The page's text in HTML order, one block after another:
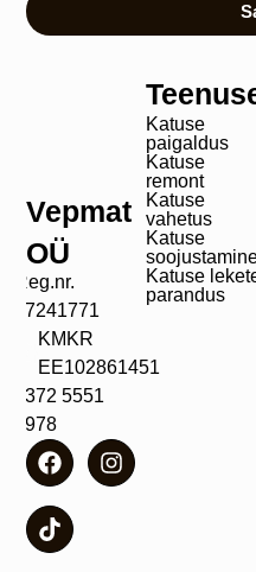
Vepmat
OÜ
Reg.nr.
17241771
KMKR
EE102861451
+372 5551
4978
Katuse
paigaldus
Katuse
remont
Katuse
vahetus
Katuse
Katuse
parandus